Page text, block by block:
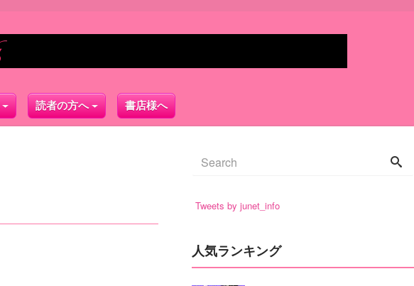
読者の方へ 書店様へ
Tweets by junet_info
人気ランキング